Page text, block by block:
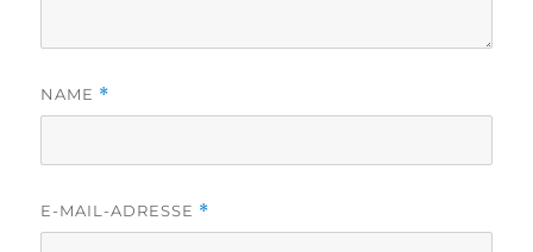
NAME *
E-MAIL-ADRESSE *